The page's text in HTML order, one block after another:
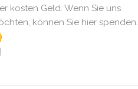
kosten Geld. Wenn Sie uns
können Sie hier spenden.